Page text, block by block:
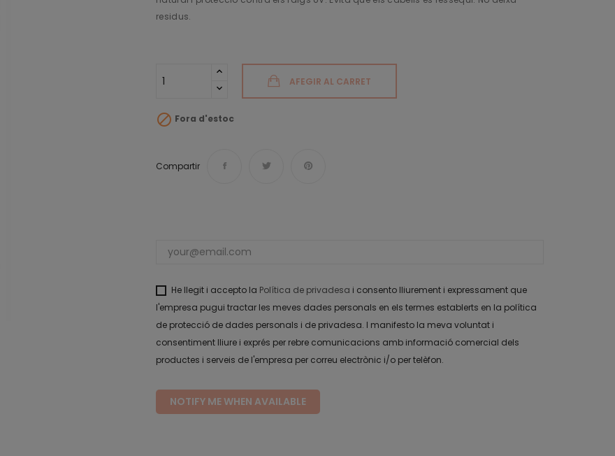
residus.
AFEGIR AL CARRET
 Fora d'estoc
Compartir
He llegit i accepto la Política de privadesa i consento lliurement i expressament que
l'empresa pugui tractar les meves dades personals en els termes establerts en la política
de protecció de dades personals i de privadesa. I manifesto la meva voluntat i
consentiment lliure i exprés per rebre comunicacions amb informació comercial dels
productes i serveis de l'empresa per correu electrònic i/o per telèfon.
NOTIFY ME WHEN AVAILABLE